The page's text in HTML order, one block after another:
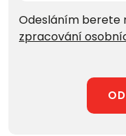
Odesláním berete
zpracování